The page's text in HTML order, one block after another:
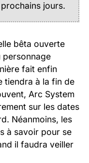
jours.
bêta ouverte
personnage
fait enfin
tiendra à la fin de
Arc System
sur les dates
Néanmoins, les
à savoir pour se
il faudra veiller